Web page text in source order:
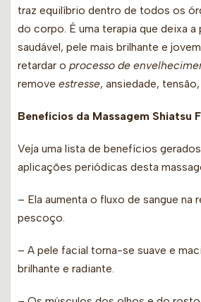
traz equilíbrio dentro de todos os
do corpo. É uma terapia que deixa a
saudável, pele mais brilhante e
retardar o processo de
remove estresse, ansiedade,
Benefícios da Massagem Shiatsu
Veja uma lista de benefícios
aplicações periódicas desta
– Ela aumenta o fluxo de sangue na
pescoço.
– A pele facial torna-se suave e
brilhante e radiante.